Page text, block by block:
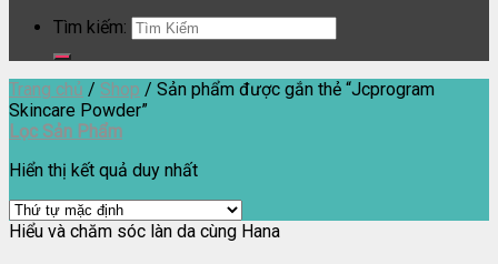
Tìm kiếm:
Trang chủ / Shop / Sản phẩm được gắn thẻ “Jcprogram
Skincare Powder”
Lọc Sản Phẩm
Hiển thị kết quả duy nhất
Hiểu và chăm sóc làn da cùng Hana